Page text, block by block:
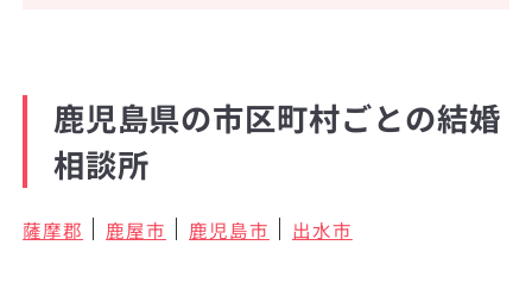
鹿児島県の市区町村ごとの結婚
相談所
薩摩郡 鹿屋市 鹿児島市 出水市